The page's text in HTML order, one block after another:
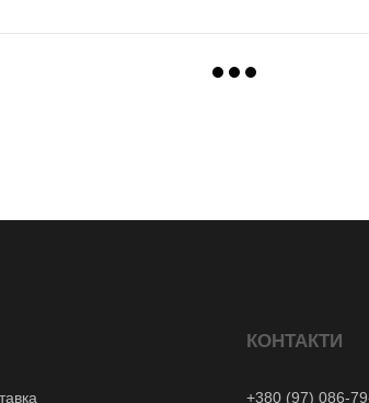
КОНТАКТИ
+380 (97) 086-